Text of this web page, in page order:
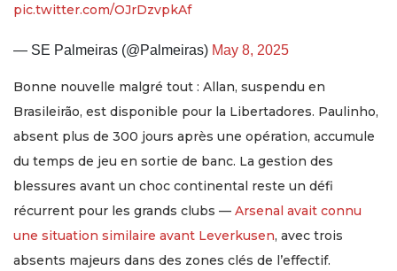
pic.twitter.com/OJrDzvpkAf
— SE Palmeiras (@Palmeiras) May 8, 2025
Bonne nouvelle malgré tout : Allan, suspendu en
Brasileirão, est disponible pour la Libertadores. Paulinho,
absent plus de 300 jours après une opération, accumule
du temps de jeu en sortie de banc. La gestion des
blessures avant un choc continental reste un défi
récurrent pour les grands clubs — Arsenal avait connu
une situation similaire avant Leverkusen, avec trois
absents majeurs dans des zones clés de l’effectif.